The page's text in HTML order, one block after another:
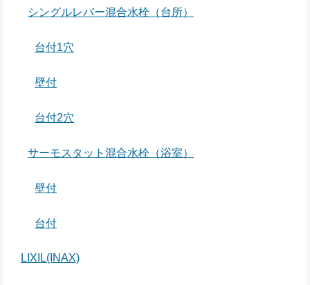
シングルレバー混合水栓（台所）
台付1穴
壁付
台付2穴
サーモスタット混合水栓（浴室）
壁付
台付
LIXIL(INAX)